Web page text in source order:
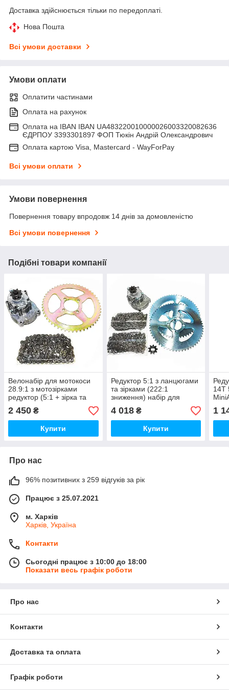
Доставка здійснюється тільки по передоплаті.
Нова Пошта
Всі умови доставки
Умови оплати
Оплатити частинами
Оплата на рахунок
Оплата на IBAN IBAN UA483220010000026003320082636
ЄДРПОУ 3393301897 ФОП Тюкін Андрій Олександрович
Оплата картою Visa, Mastercard - WayForPay
Всі умови оплати
Умови повернення
Повернення товару впродовж 14 днів за домовленістю
Всі умови повернення
Подібні товари компанії
Велонабір для мотокоси
28.9:1 з мотозірками
редуктор (5:1 + зірка та
ланцюг)
2 450 ₴
Купити
Редуктор 5:1 з ланцюгами
та зірками (222:1
зниження) набір для
окучата 420 крок
4 018₴
Купити
14T
1
Про нас
96% позитивних з 259 відгуків за рік
Працює з 25.07.2021
м. Харків
Харків, Україна
Контакти
Сьогодні працює з 10:00 до 18:00
Показати весь графік роботи
Про нас
Контакти
Доставка та оплата
Графік роботи